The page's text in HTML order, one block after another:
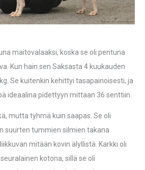
maitovalaaksi, koska se oli pentuna
Kun hain sen Saksasta 4 kuukauden
Se kuitenkin kehittyi tasapainoisesti, ja
ideaalina pidettyyn mittaan 36 senttiin.
mutta tyhmä kuin saapas. Se oli
suurten tummien silmien takana
mitään kovin älyllistä. Karkki oli
kotona, sillä se oli